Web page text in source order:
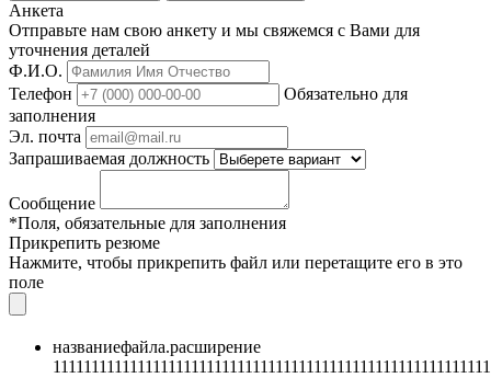
Анкета
Отправьте нам свою анкету и мы свяжемся с Вами для
уточнения деталей
Ф.И.О.
Телефон
Обязательно для
заполнения
Эл. почта
Запрашиваемая должность
Сообщение
*Поля, обязательные для заполнения
Прикрепить резюме
Нажмите, чтобы прикрепить файл или перетащите его в это
поле
названиефайла.расширение
111111111111111111111111111111111111111111111111111111111